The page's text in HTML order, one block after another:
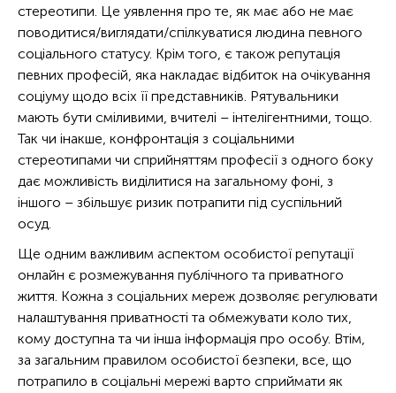
стереотипи. Це уявлення про те, як має або не має
поводитися/виглядати/спілкуватися людина певного
соціального статусу. Крім того, є також репутація
певних професій, яка накладає відбиток на очікування
соціуму щодо всіх її представників. Рятувальники
мають бути сміливими, вчителі – інтелігентними, тощо.
Так чи інакше, конфронтація з соціальними
стереотипами чи сприйняттям професії з одного боку
дає можливість виділитися на загальному фоні, з
іншого – збільшує ризик потрапити під суспільний
осуд.
Ще одним важливим аспектом особистої репутації
онлайн є розмежування публічного та приватного
життя. Кожна з соціальних мереж дозволяє регулювати
налаштування приватності та обмежувати коло тих,
кому доступна та чи інша інформація про особу. Втім,
за загальним правилом особистої безпеки, все, що
потрапило в соціальні мережі варто сприймати як